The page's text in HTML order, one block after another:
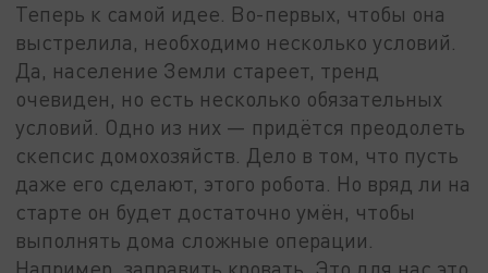
Теперь к самой идее. Во-первых, чтобы она
выстрелила, необходимо несколько условий.
Да, население Земли стареет, тренд
очевиден, но есть несколько обязательных
условий. Одно из них — придётся преодолеть
скепсис домохозяйств. Дело в том, что пусть
даже его сделают, этого робота. Но вряд ли на
старте он будет достаточно умён, чтобы
выполнять дома сложные операции.